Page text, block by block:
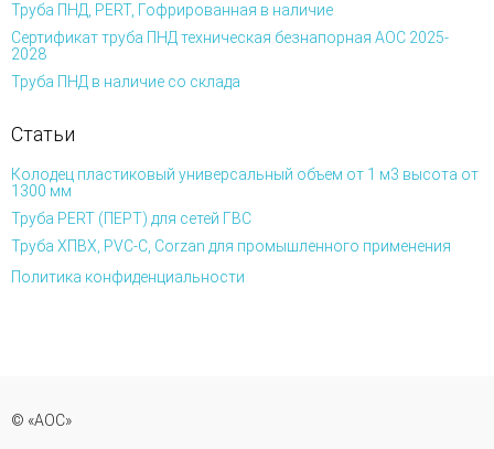
Труба ПНД, PERT, Гофрированная в наличие
Сертификат труба ПНД техническая безнапорная АОС 2025-
2028
Труба ПНД в наличие со склада
Статьи
Колодец пластиковый универсальный объем от 1 м3 высота от
1300 мм
Труба PERT (ПЕРТ) для сетей ГВС
Труба ХПВХ, PVC-C, Corzan для промышленного применения
Политика конфиденциальности
© «АОС»